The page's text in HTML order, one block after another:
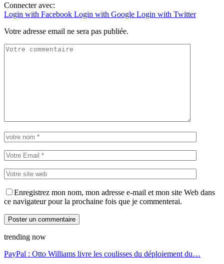
Connecter avec:
Login with Facebook Login with Google Login with Twitter
Votre adresse email ne sera pas publiée.
Enregistrez mon nom, mon adresse e-mail et mon site Web dans
ce navigateur pour la prochaine fois que je commenterai.
trending now
PayPal : Otto Williams livre les coulisses du déploiement du…